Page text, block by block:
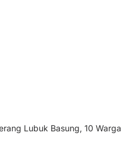
Lubuk Basung, 10 Warga